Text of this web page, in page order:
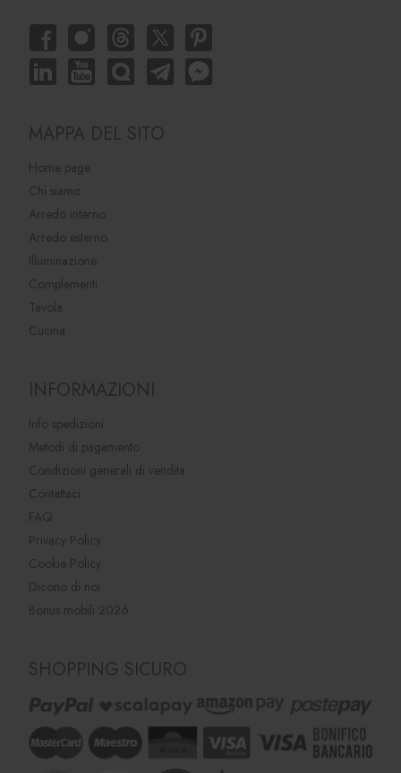
MAPPA DEL SITO
Home page
Chi siamo
Arredo interno
Arredo esterno
Illuminazione
Complementi
Tavola
Cucina
INFORMAZIONI
Info spedizioni
Metodi di pagamento
Condizioni generali di vendita
Contattaci
FAQ
Privacy Policy
Cookie Policy
Dicono di noi
Bonus mobili 2026
SHOPPING SICURO